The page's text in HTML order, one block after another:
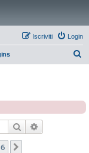
Login
Iscriviti
a
Cerca
6